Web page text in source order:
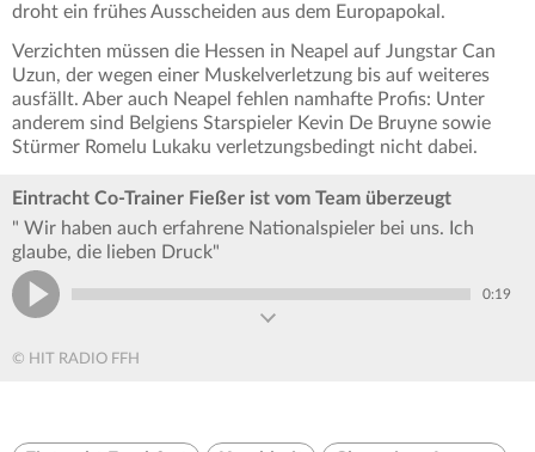
droht ein frühes Ausscheiden aus dem Europapokal.
Verzichten müssen die Hessen in Neapel auf Jungstar Can
Uzun, der wegen einer Muskelverletzung bis auf weiteres
ausfällt. Aber auch Neapel fehlen namhafte Profis: Unter
anderem sind Belgiens Starspieler Kevin De Bruyne sowie
Stürmer Romelu Lukaku verletzungsbedingt nicht dabei.
Eintracht Co-Trainer Fießer ist vom Team überzeugt
" Wir haben auch erfahrene Nationalspieler bei uns. Ich
glaube, die lieben Druck"
0:19
© HIT RADIO FFH